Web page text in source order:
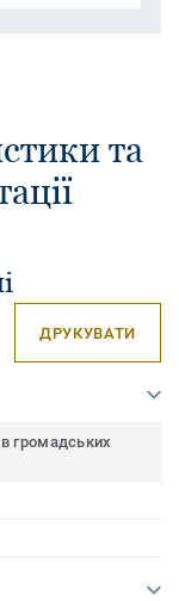
та
ДРУКУВАТИ
громадських